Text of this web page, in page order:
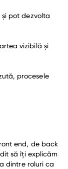
și pot dezvolta
vizibilă și
procesele
end, de back
să îți explicăm
dintre roluri ca